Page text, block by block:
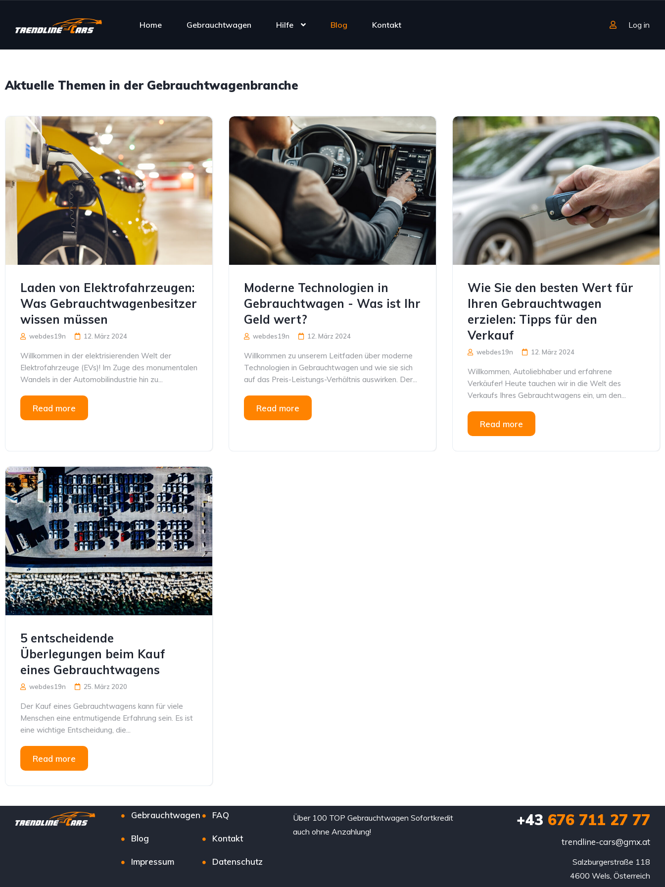
Home Gebrauchtwagen Hilfe Blog Kontakt Log in
Aktuelle Themen in der Gebrauchtwagenbranche
Laden von Elektrofahrzeugen:
Was Gebrauchtwagenbesitzer
wissen müssen
webdes19n 12. März 2024
Willkommen in der elektrisierenden Welt der
Elektrofahrzeuge (EVs)! Im Zuge des monumentalen
Wandels in der Automobilindustrie hin zu...
Read more
Moderne Technologien in
Gebrauchtwagen - Was ist Ihr
Geld wert?
webdes19n 12. März 2024
Willkommen zu unserem Leitfaden über moderne
Technologien in Gebrauchtwagen und wie sie sich
auf das Preis-Leistungs-Verhältnis auswirken. Der...
Read more
Wie Sie den besten Wert für
Ihren Gebrauchtwagen
erzielen: Tipps für den
Verkauf
webdes19n 12. März 2024
Willkommen, Autoliebhaber und erfahrene
Verkäufer! Heute tauchen wir in die Welt des
Verkaufs Ihres Gebrauchtwagens ein, um den...
Read more
5 entscheidende
Überlegungen beim Kauf
eines Gebrauchtwagens
webdes19n 25. März 2020
Der Kauf eines Gebrauchtwagens kann für viele
Menschen eine entmutigende Erfahrung sein. Es ist
eine wichtige Entscheidung, die...
Read more
Gebrauchtwagen FAQ
Blog Kontakt
Impressum Datenschutz
Über 100 TOP Gebrauchtwagen Sofortkredit
auch ohne Anzahlung!
+43 676 711 27 77
trendline-cars@gmx.at
Salzburgerstraße 118
4600 Wels, Österreich